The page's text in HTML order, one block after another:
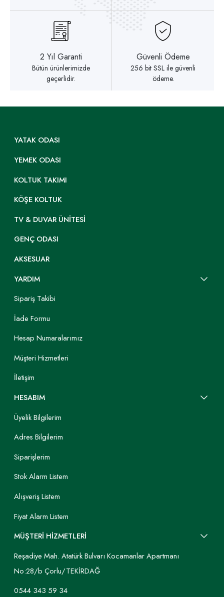
2 Yıl Garanti
Bütün ürünlerimizde
geçerlidir.
Güvenli Ödeme
256 bit SSL ile güvenli
ödeme.
YATAK ODASI
YEMEK ODASI
KOLTUK TAKIMI
KÖŞE KOLTUK
TV & DUVAR ÜNITESI
GENÇ ODASI
AKSESUAR
YARDIM
Sipariş Takibi
İade Formu
Hesap Numaralarımız
Müşteri Hizmetleri
İletişim
HESABIM
Üyelik Bilgilerim
Adres Bilgilerim
Siparişlerim
Stok Alarm Listem
Alışveriş Listem
Fiyat Alarm Listem
MÜŞTERİ HİZMETLERİ
Reşadiye Mah. Atatürk Bulvarı Kocamanlar Apartmanı
No:28/b Çorlu/TEKİRDAĞ
0544 343 59 34